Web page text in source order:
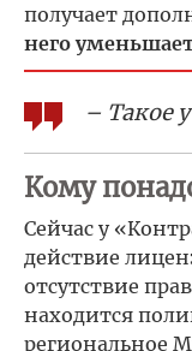
получает
него
– Такое
Кому
Сейчас у
действие
отсутствие
находится
региональное